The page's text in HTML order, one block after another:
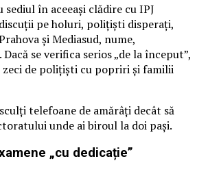
sediul în aceeași clădire cu IPJ
pe holuri, polițiști disperați,
și Mediasud, nume,
se verifica serios „de la început”,
zeci de polițiști cu popriri și familii
telefoane de amărâți decât să
unde ai biroul la doi pași.
„cu dedicație”